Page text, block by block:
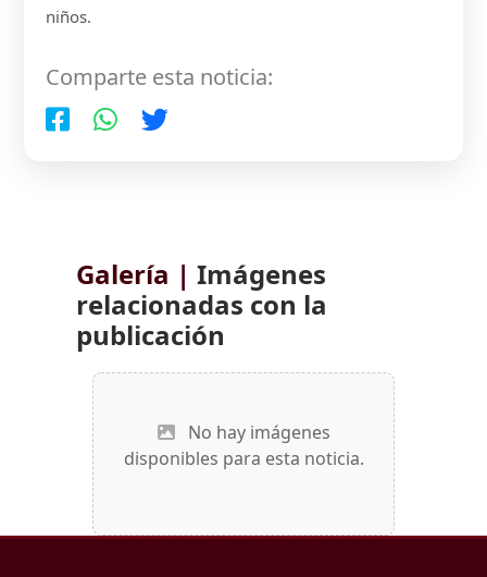
niños.
Comparte esta noticia:
Galería | Imágenes
relacionadas con la
publicación
No hay imágenes
disponibles para esta noticia.